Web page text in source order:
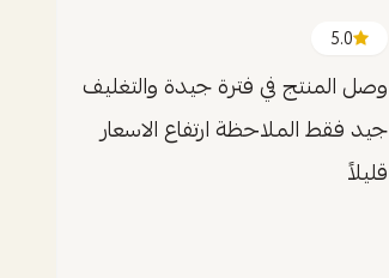
5.0
وصل المنتج في فترة جيدة والتغليف
جيد فقط الملاحظة ارتفاع الاسعار
قليلاً